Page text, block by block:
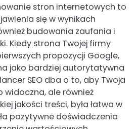
stron internetowych to
się w wynikach
budowania zaufania i
Kiedy strona Twojej firmy
propozycji Google,
jako bardziej autorytatywna
SEO dba o to, aby Twoja
widoczna, ale również
jakości treści, była łatwa w
pozytywne doświadczenia